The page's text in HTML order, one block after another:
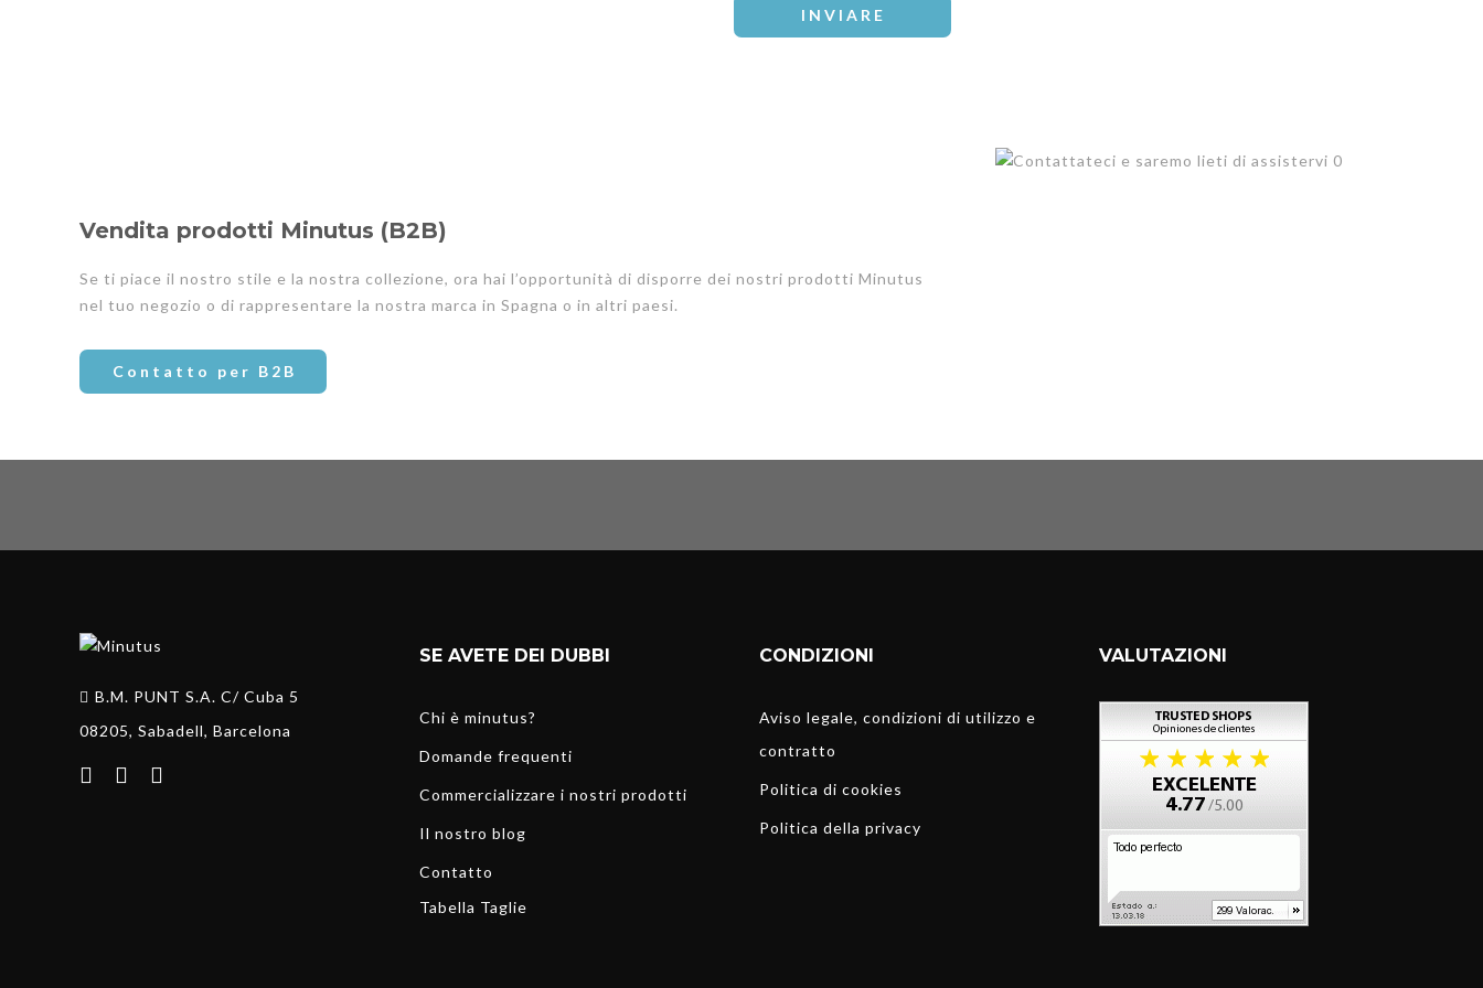
Vendita prodotti Minutus (B2B)
Se ti piace il nostro stile e la nostra collezione, ora hai l’opportunità di disporre dei nostri prodotti Minutus
nel tuo negozio o di rappresentare la nostra marca in Spagna o in altri paesi.
Contatto per B2B
B.M. PUNT S.A. C/ Cuba 5
08205, Sabadell, Barcelona
SE AVETE DEI DUBBI
Chi è minutus?
Domande frequenti
Commercializzare i nostri prodotti
Il nostro blog
Contatto
Tabella Taglie
CONDIZIONI
Aviso legale, condizioni di utilizzo e
contratto
Politica di cookies
Politica della privacy
VALUTAZIONI